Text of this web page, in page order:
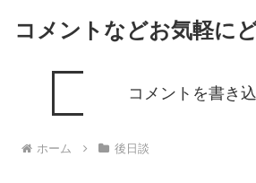
コメントなどお気軽に
コメントを書き
ホーム 後日談